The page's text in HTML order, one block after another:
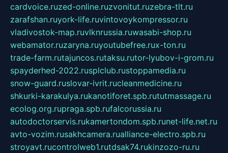
cardvoice.ruzed-online.ruzvonitut.ruzebra-tlt.ru
zarafshan.ruyork-life.ruvintovoykompressor.ru
vladivostok-map.ruvlknrussia.ruwasabi-shop.ru
webamator.ruzaryna.ruyoutubefree.rux-ton.ru
trade-farm.rutajuncos.rutaksu.rutor-lyubov-i-grom.ru
spayderhed-2022.rusplclub.rustoppamedia.ru
snow-guard.ruslovar-ivrit.rucleanmedicine.ru
shkurki-karakulya.rukanotiforet.spb.rututmassage.ru
ecolog.org.rupraga.spb.rufalcorussia.ru
autodoctorservis.rukamertondom.spb.runet-life.net.ru
avto-vozim.rusakhcamera.rualliance-electro.spb.ru
stroyavt.rucontrolweb1.rutdsak74.rukinzozo-ru.ru